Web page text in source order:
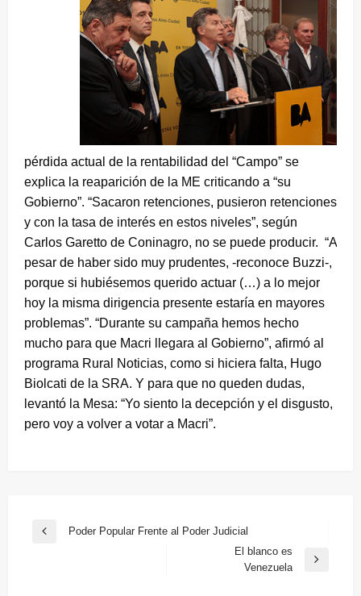
pérdida actual de la rentabilidad del “Campo” se
explica la reaparición de la ME criticando a “su
Gobierno”. “Sacaron retenciones, pusieron retenciones
y con la tasa de interés en estos niveles”, según
Carlos Garetto de Coninagro, no se puede producir. “A
pesar de haber sido muy prudentes, -reconoce Buzzi-,
porque si hubiésemos querido actuar (…) a lo mejor
hoy la misma dirigencia presente estaría en mayores
problemas”. “Durante su campaña hemos hecho
mucho para que Macri llegara al Gobierno”, afirmó al
programa Rural Noticias, como si hiciera falta, Hugo
Biolcati de la SRA. Y para que no queden dudas,
levantó la Mesa: “Yo siento la decepción y el disgusto,
pero voy a volver a votar a Macri”.
Navegación
Entrada
Poder Popular Frente al Poder Judicial
El blanco es
Venezuela